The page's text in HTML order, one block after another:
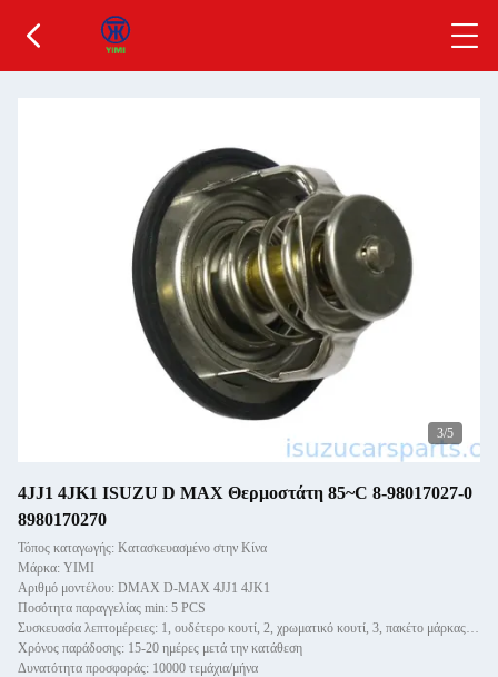
3/5
4JJ1 4JK1 ISUZU D MAX Θερμοστάτη 85~C 8-98017027-0
8980170270
Τόπος καταγωγής: Κατασκευασμένο στην Κίνα
Μάρκα: YIMI
Αριθμό μοντέλου: DMAX D-MAX 4JJ1 4JK1
Ποσότητα παραγγελίας min: 5 PCS
Συσκευασία λεπτομέρειες: 1, ουδέτερο κουτί, 2, χρωματικό κουτί, 3, πακέτο μάρκας πελάτη
Χρόνος παράδοσης: 15-20 ημέρες μετά την κατάθεση
Δυνατότητα προσφοράς: 10000 τεμάχια/μήνα